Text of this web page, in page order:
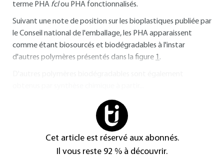
terme PHA fclou PHA fonctionnalisés.
Suivant une note de position sur les bioplastiques publiée par
le Conseil national de l'emballage, les PHA apparaissent
comme étant biosourcés et biodégradables à l'instar
d'autres polymères présentés dans la figure 1 .
Cet article est réservé aux abonnés.
Il vous reste 92 % à découvrir.